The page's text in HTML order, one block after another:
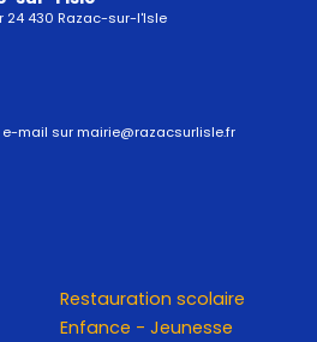
24 430 Razac-sur-l'Isle
mail surmairie@razacsurlisle.fr
Restauration scolaire
Enfance - Jeunesse